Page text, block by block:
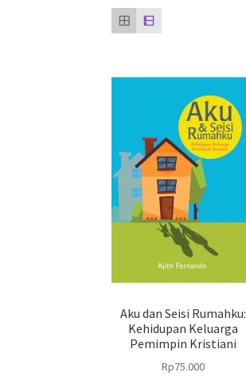
Aku dan Seisi Rumahku:
Kehidupan Keluarga
Pemimpin Kristiani
Rp75.000